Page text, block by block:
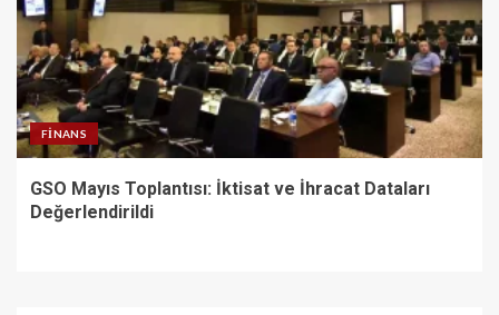
FINANS
GSO Mayıs Toplantısı: İktisat ve İhracat Dataları
Değerlendirildi